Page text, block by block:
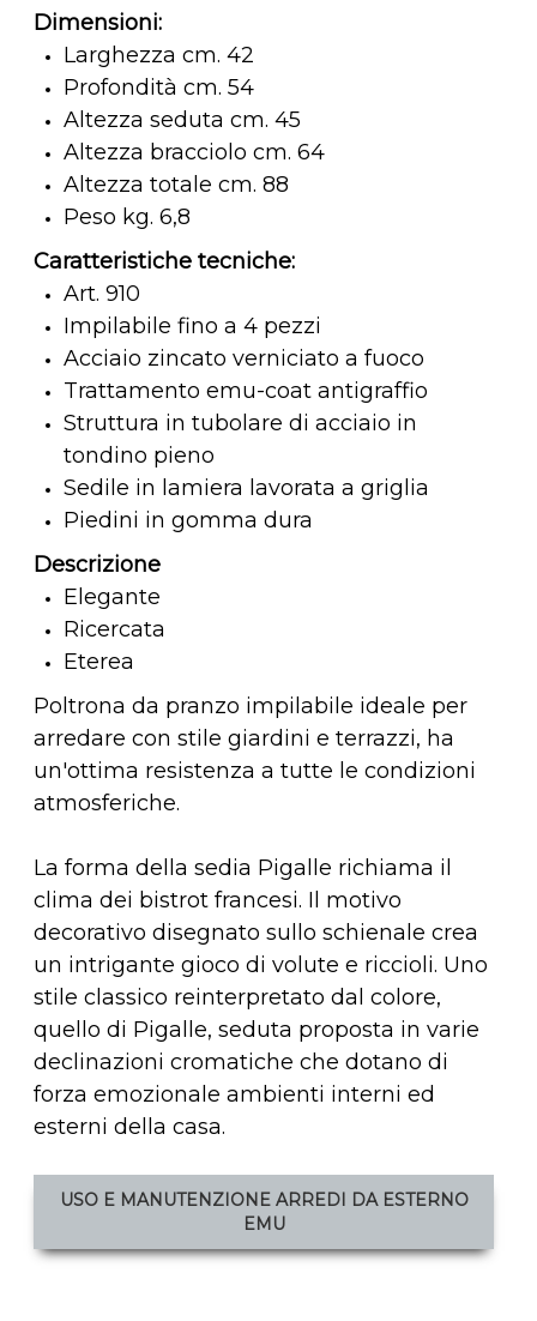
Dimensioni:
Larghezza cm. 42
Profondità cm. 54
Altezza seduta cm. 45
Altezza bracciolo cm. 64
Altezza totale cm. 88
Peso kg. 6,8
Caratteristiche tecniche:
Art. 910
Impilabile fino a 4 pezzi
Acciaio zincato verniciato a fuoco
Trattamento emu-coat antigraffio
Struttura in tubolare di acciaio in
tondino pieno
Sedile in lamiera lavorata a griglia
Piedini in gomma dura
Descrizione
Elegante
Ricercata
Eterea
Poltrona da pranzo impilabile ideale per
arredare con stile giardini e terrazzi, ha
un'ottima resistenza a tutte le condizioni
atmosferiche.
La forma della sedia Pigalle richiama il
clima dei bistrot francesi. Il motivo
decorativo disegnato sullo schienale crea
un intrigante gioco di volute e riccioli. Uno
stile classico reinterpretato dal colore,
quello di Pigalle, seduta proposta in varie
declinazioni cromatiche che dotano di
forza emozionale ambienti interni ed
esterni della casa.
USO E MANUTENZIONE ARREDI DA ESTERNO
EMU